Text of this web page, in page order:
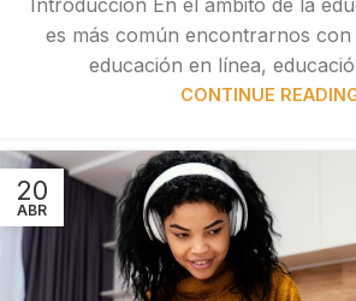
Introducción En el ámbito de la
es más común encontrarnos
educación en línea,
CONTINUE
20
ABR